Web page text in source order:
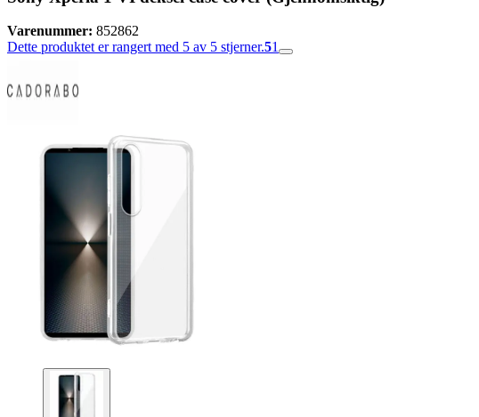
Varenummer: 852862
Dette produktet er rangert med 5 av 5 stjerner.51